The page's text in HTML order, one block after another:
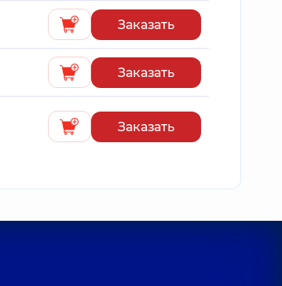
Заказать
Заказать
Заказать